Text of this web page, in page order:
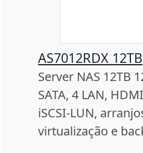
AS7012RDX 12TB
Server NAS 12TB
SATA, 4 LAN,
iSCSI-LUN,
virtualização e